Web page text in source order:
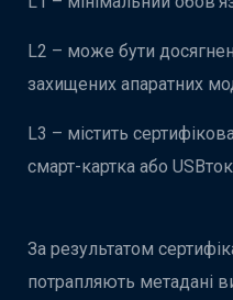
L2 – може бути
захищених апаратних
L3 – містить
смарт-картка або
За результатом
потрапляють метадані